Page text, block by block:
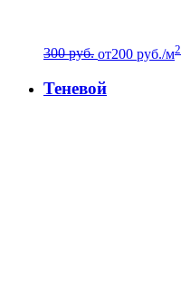
300 руб. от200 руб./м2
Теневой